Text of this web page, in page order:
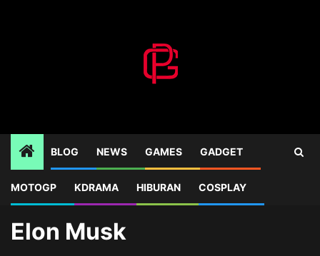
BLOG NEWS GAMES GADGET
MOTOGP KDRAMA HIBURAN COSPLAY
Home Blog Elon Musk
Elon Musk